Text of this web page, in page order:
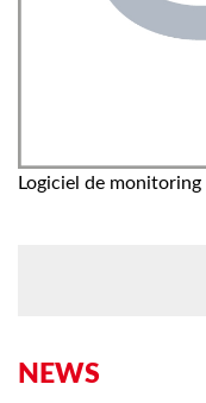
Logiciel de monitoring
NEWS